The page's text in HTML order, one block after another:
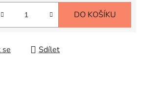
DO KOŠÍKU
se Sdílet